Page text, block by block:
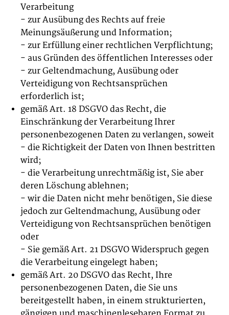
Verarbeitung
- zur Ausübung des Rechts auf freie
Meinungsäußerung und Information;
- zur Erfüllung einer rechtlichen Verpflichtung;
- aus Gründen des öffentlichen Interesses oder
- zur Geltendmachung, Ausübung oder
Verteidigung von Rechtsansprüchen
erforderlich ist;
gemäß Art. 18 DSGVO das Recht, die
Einschränkung der Verarbeitung Ihrer
personenbezogenen Daten zu verlangen, soweit
- die Richtigkeit der Daten von Ihnen bestritten
wird;
- die Verarbeitung unrechtmäßig ist, Sie aber
deren Löschung ablehnen;
- wir die Daten nicht mehr benötigen, Sie diese
jedoch zur Geltendmachung, Ausübung oder
Verteidigung von Rechtsansprüchen benötigen
oder
- Sie gemäß Art. 21 DSGVO Widerspruch gegen
die Verarbeitung eingelegt haben;
gemäß Art. 20 DSGVO das Recht, Ihre
personenbezogenen Daten, die Sie uns
bereitgestellt haben, in einem strukturierten,